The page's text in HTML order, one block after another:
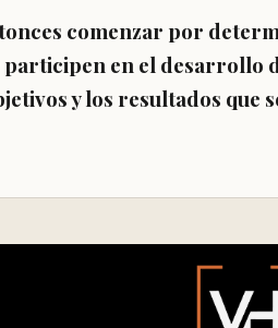
comenzar por
en el desarrollo
y los resultados que